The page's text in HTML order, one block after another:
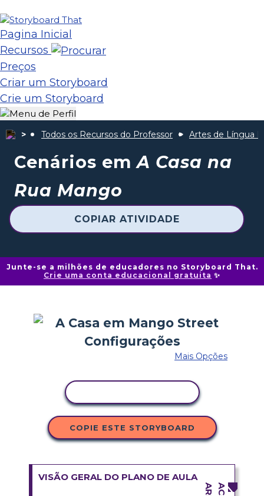
Pagina Inicial
Recursos
Preços
Criar um Storyboard
Crie um Storyboard
Todos os Recursos do Professor Artes de Língua
Cenários emA Casa na
Rua Mango
COPIAR ATIVIDADE
Junte-se a milhões de educadores no Storyboard That.
Crie uma conta educacional gratuita ✨
Mais Opções
COPIE ESTE STORYBOARD
VISÃO GERAL DO PLANO DE AULA